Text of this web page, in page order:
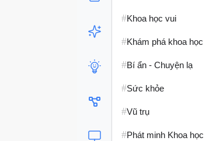
#Khoa học vui
#Khám phá khoa học
#Bí ẩn - Chuyện lạ
#Sức khỏe
#Vũ trụ
#Phát minh Khoa học